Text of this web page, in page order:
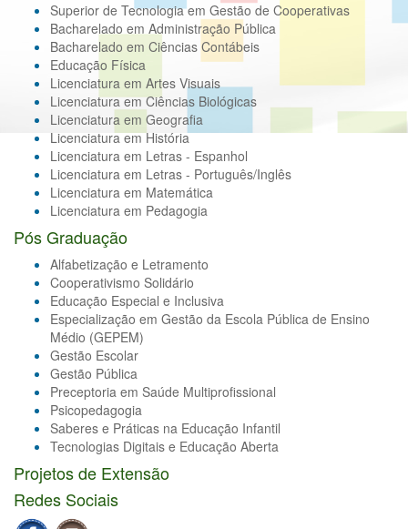
Superior de Tecnologia em Gestão de Cooperativas
Bacharelado em Administração Pública
Bacharelado em Ciências Contábeis
Educação Física
Licenciatura em Artes Visuais
Licenciatura em Ciências Biológicas
Licenciatura em Geografia
Licenciatura em História
Licenciatura em Letras - Espanhol
Licenciatura em Letras - Português/Inglês
Licenciatura em Matemática
Licenciatura em Pedagogia
Pós Graduação
Alfabetização e Letramento
Cooperativismo Solidário
Educação Especial e Inclusiva
Especialização em Gestão da Escola Pública de Ensino
Médio (GEPEM)
Gestão Escolar
Gestão Pública
Preceptoria em Saúde Multiprofissional
Psicopedagogia
Saberes e Práticas na Educação Infantil
Tecnologias Digitais e Educação Aberta
Projetos de Extensão
Redes Sociais